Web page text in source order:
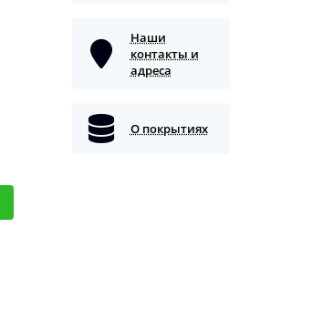
Наши
контакты и
адреса
О покрытиях